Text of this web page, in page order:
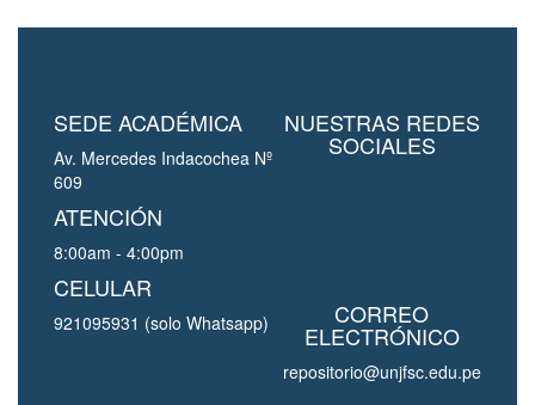
SEDE ACADÉMICA
Av. Mercedes Indacochea Nº
609
ATENCIÓN
8:00am - 4:00pm
CELULAR
921095931 (solo Whatsapp)
NUESTRAS REDES
SOCIALES
CORREO
ELECTRÓNICO
repositorio@unjfsc.edu.pe